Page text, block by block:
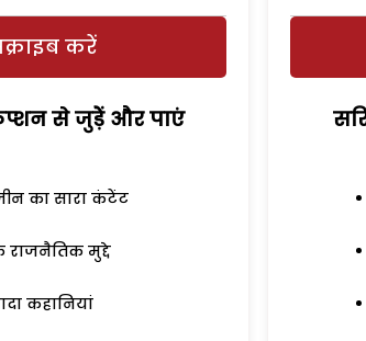
करें
से जुड़ेें और पाएं
का सारा कंटेंट
मुद्दे
कहानियां